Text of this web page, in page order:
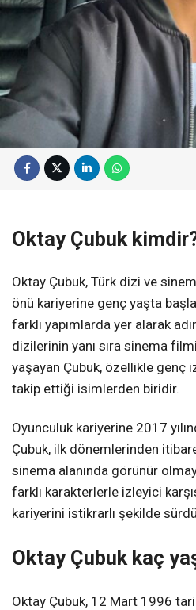
Oktay Çubuk
Oktay Çubuk, Türk dizi ve
önü kariyerine genç yaşta
farklı yapımlarda yer alarak
dizilerinin yanı sıra sinema
yaşayan Çubuk, özellikle genç
takip ettiği isimlerden biridir.
Oyunculuk kariyerine 2017
Çubuk, ilk dönemlerinden
sinema alanında görünür
farklı karakterlerle izleyici
kariyerini istikrarlı şekilde
Oktay Çubuk kaç
Oktay Çubuk, 12 Mart 1996